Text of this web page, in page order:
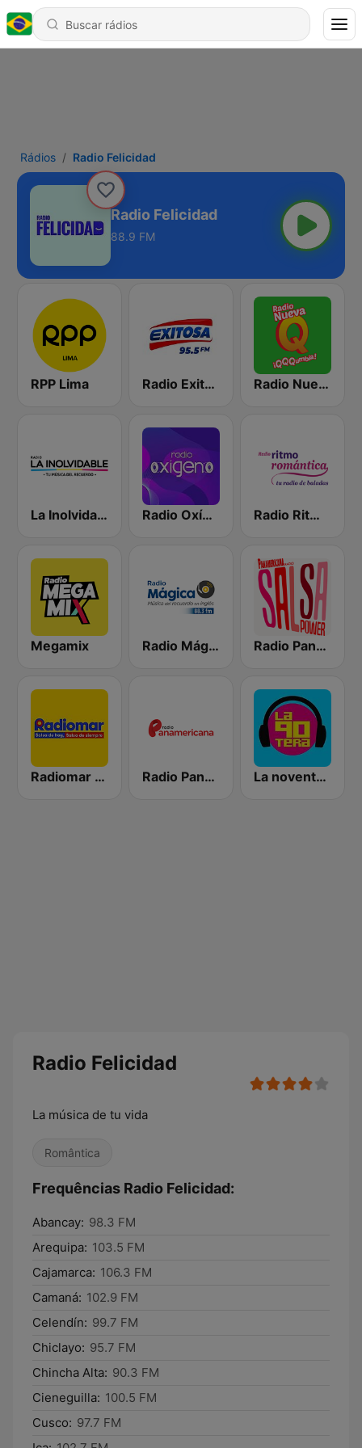
Rádios Radio Felicidad
Radio Felicidad
88.9 FM
RPP Lima Radio Exitosa Radio Nueva Q
La Inolvidable Radio Oxígeno Radio Ritmo Romántica
Megamix Radio Mágica 88.3 FM Radio Panamericana - Salsa Power
Radiomar 106.3 FM Radio Panamericana La noventera
Radio Felicidad
La música de tu vida
Romântica
Frequências Radio Felicidad:
Abancay: 98.3 FM
Arequipa: 103.5 FM
Cajamarca: 106.3 FM
Camaná: 102.9 FM
Celendín: 99.7 FM
Chiclayo: 95.7 FM
Chincha Alta: 90.3 FM
Cieneguilla: 100.5 FM
Cusco: 97.7 FM